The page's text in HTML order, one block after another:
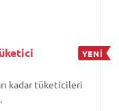
YENİ
kadar tüketicileri